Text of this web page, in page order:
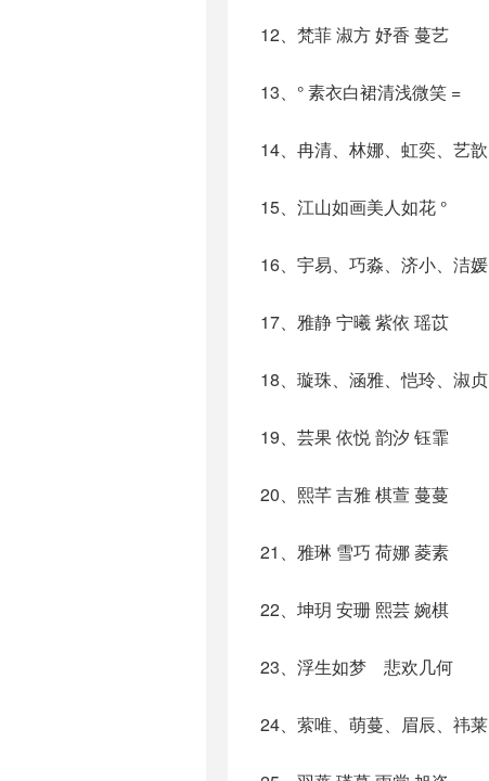
12、梵菲 淑方 妤香 蔓艺
13、° 素衣白裙清浅微笑 =
14、冉清、林娜、虹奕、艺歆
15、江山如画美人如花 °
16、宇易、巧淼、济小、洁媛
17、雅静 宁曦 紫依 瑶苡
18、璇珠、涵雅、恺玲、淑贞
19、芸果 依悦 韵汐 钰霏
20、熙芊 吉雅 棋萱 蔓蔓
21、雅琳 雪巧 荷娜 菱素
22、坤玥 安珊 熙芸 婉棋
23、浮生如梦 悲欢几何
24、萦唯、萌蔓、眉辰、祎莱